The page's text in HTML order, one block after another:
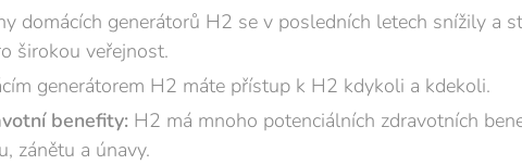
domácích generátorů H2 se v posledních letech snížily a
širokou veřejnost.
generátorem H2 máte přístup k H2 kdykoli a kdekoli.
benefity: H2 má mnoho potenciálních zdravotních
zánětu a únavy.